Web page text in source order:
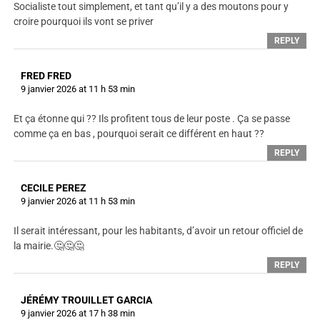
Socialiste tout simplement, et tant qu’il y a des moutons pour y
croire pourquoi ils vont se priver
REPLY
FRED FRED
9 janvier 2026 at 11 h 53 min
Et ça étonne qui ?? Ils profitent tous de leur poste . Ça se passe
comme ça en bas , pourquoi serait ce différent en haut ??
REPLY
CECILE PEREZ
9 janvier 2026 at 11 h 53 min
Il serait intéressant, pour les habitants, d’avoir un retour officiel de
la mairie.🤔🤔🤔
REPLY
JÉRÉMY TROUILLET GARCIA
9 janvier 2026 at 17 h 38 min